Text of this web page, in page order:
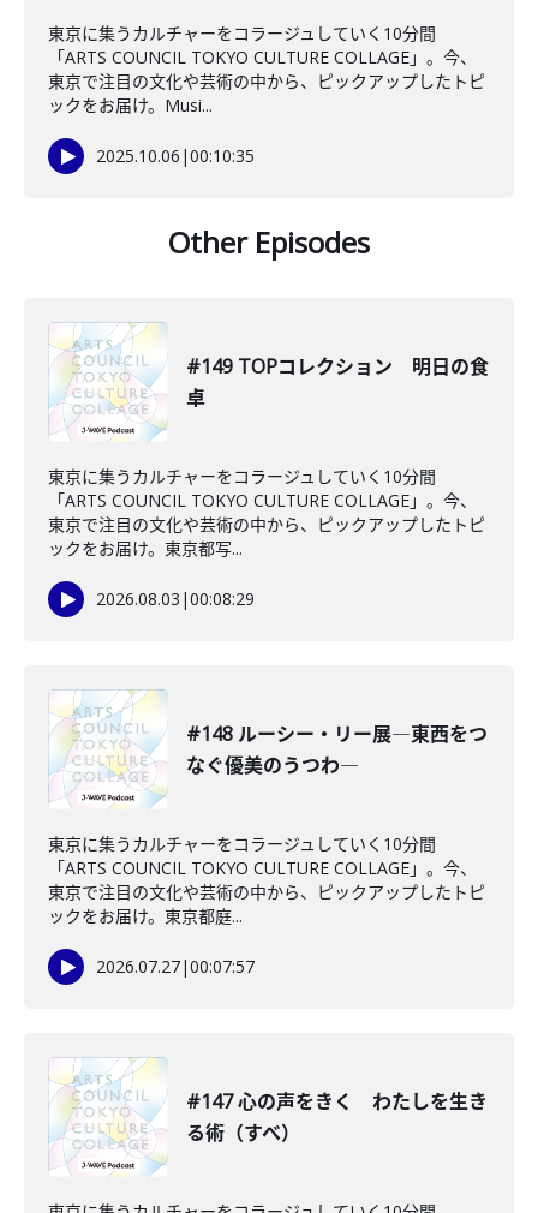
東京に集うカルチャーをコラージュしていく10分間
「ARTS COUNCIL TOKYO CULTURE COLLAGE」。今、
東京で注目の文化や芸術の中から、ピックアップしたトピ
ックをお届け。Musi...
2025.10.06 |00:10:35
Other Episodes
#149 TOPコレクション 明日の食
卓
東京に集うカルチャーをコラージュしていく10分間
「ARTS COUNCIL TOKYO CULTURE COLLAGE」。今、
東京で注目の文化や芸術の中から、ピックアップしたトピ
ックをお届け。東京都写...
2026.08.03 |00:08:29
#148 ルーシー・リー展―東西をつ
なぐ優美のうつわ―
東京に集うカルチャーをコラージュしていく10分間
「ARTS COUNCIL TOKYO CULTURE COLLAGE」。今、
東京で注目の文化や芸術の中から、ピックアップしたトピ
ックをお届け。東京都庭...
2026.07.27|00:07:57
#147 心の声をきく わたしを生き
る術（すべ）